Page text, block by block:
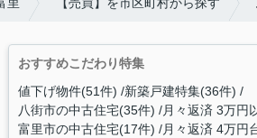
おすすめこだわり特集
値下げ物件(51件) 新築戸建特集(36件)
八街市の中古住宅(35件) 月々返済 3万円
富里市の中古住宅(17件) 月々返済 4万円